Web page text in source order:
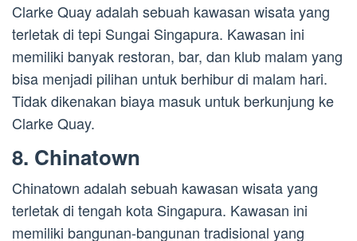
Clarke Quay adalah sebuah kawasan wisata yang
terletak di tepi Sungai Singapura. Kawasan ini
memiliki banyak restoran, bar, dan klub malam yang
bisa menjadi pilihan untuk berhibur di malam hari.
Tidak dikenakan biaya masuk untuk berkunjung ke
Clarke Quay.
8. Chinatown
Chinatown adalah sebuah kawasan wisata yang
terletak di tengah kota Singapura. Kawasan ini
memiliki bangunan-bangunan tradisional yang